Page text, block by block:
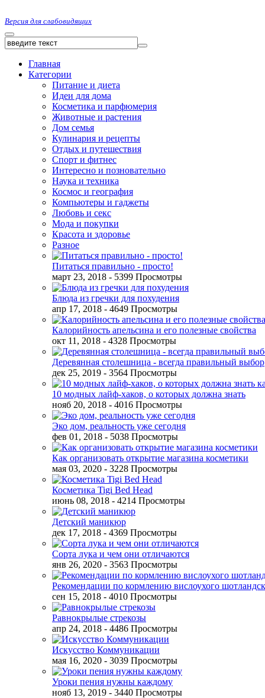
Версия для слабовидящих
Главная
Категории
Питание и диета
Идеи для дома
Косметика и парфюмерия
Животные и растения
Дом семья
Кулинария и рецепты
Отдых и путешествия
Спорт и фитнес
Интересно и позновательно
Наука и техника
Космос и география
Компьютеры и гаджеты
Любовь и секс
Мода и покупки
Красота и здоровье
Разное
Питаться правильно - просто!
март 23, 2018 - 5399 Просмотры
Блюда из гречки для похудения
апр 17, 2018 - 4649 Просмотры
Калорийность апельсина и его полезные свойства
окт 11, 2018 - 4328 Просмотры
Деревянная столешница - всегда правильный выбор
дек 25, 2019 - 3564 Просмотры
10 модных лайф-хаков, о которых должна знать
нояб 20, 2018 - 4016 Просмотры
Эко дом, реальность уже сегодня
фев 01, 2018 - 5038 Просмотры
Как организовать открытие магазина косметики
мая 03, 2020 - 3228 Просмотры
Косметика Tigi Bed Head
июнь 08, 2018 - 4214 Просмотры
Детский маникюр
дек 17, 2018 - 4369 Просмотры
Сорта лука и чем они отличаются
янв 26, 2020 - 3563 Просмотры
Рекомендации по кормлению вислоухого
сен 15, 2018 - 4010 Просмотры
Равнокрылые стрекозы
апр 24, 2018 - 4486 Просмотры
Искусство Коммуникации
мая 16, 2020 - 3039 Просмотры
Уроки пения нужны каждому
нояб 13, 2019 - 3440 Просмотры